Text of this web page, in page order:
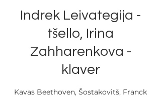
Indrek Leivategija -
tšello, Irina
Zahharenkova -
klaver
Kavas Beethoven, Šostakovitš, Franck